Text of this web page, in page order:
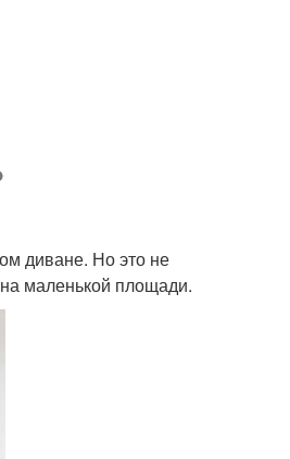
диване. Но это не
маленькой площади.